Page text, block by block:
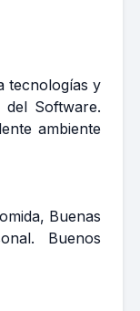
tecnologías y
Software.
ambiente
Buenas
Buenos